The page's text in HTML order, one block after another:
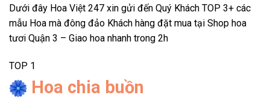
Hoa khai trương tặng công ty, sếp, người thân
Hoa khai trương là món quà đầy ý nghĩa để gửi gắm những
bạn bè hay đối tác trong dịp đặc biệt. Để biểu đạt thông
điệp khởi đầu thuận lợi, shop hoa tươi quận 3 tinh tế lựa
chọn các loài hoa như:hoa hướng dương
Dưới đây Hoa Việt 247 xin gửi đến Quý Khách TOP 3+ các
mẫu Hoa mà đông đảo Khách hàng đặt mua tại Shop hoa
tươi Quận 3 – Giao hoa nhanh trong 2h
TOP 1
Hoa chia buồn